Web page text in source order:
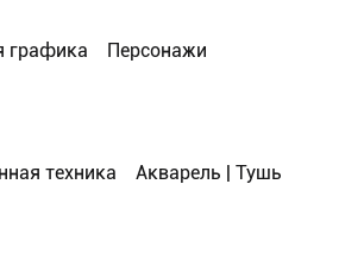
графика Персонажи
техника Акварель | Тушь